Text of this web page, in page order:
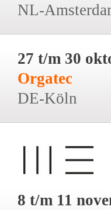
NL-
27 t/m 30
Orgatec
DE-Köln
8 t/m 11